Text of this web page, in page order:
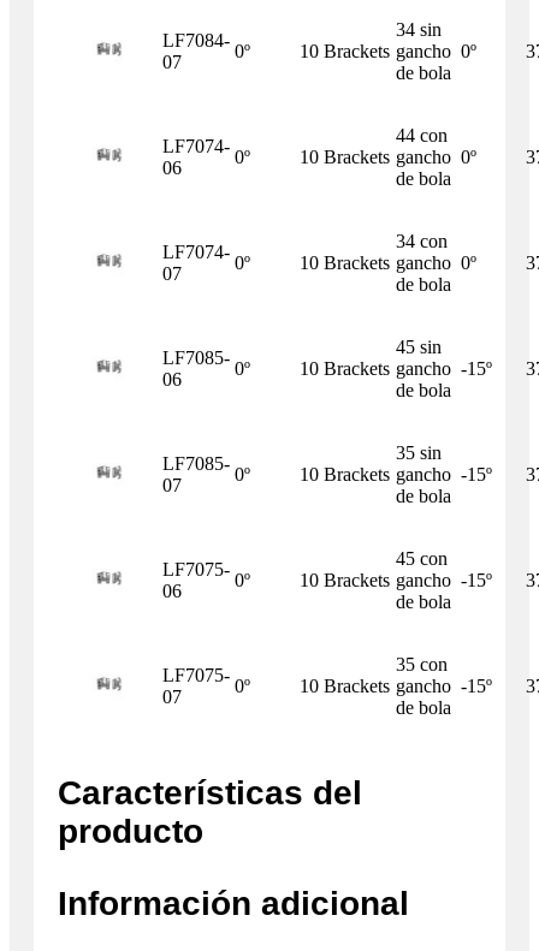
LF7084-
07
0º 10 Brackets
34 sin
gancho
de bola
0º
LF7074-
06
0º 10 Brackets
44 con
gancho
de bola
0º
LF7074-
07
0º 10 Brackets
34 con
gancho
de bola
0º
LF7085-
06
0º 10 Brackets
45 sin
gancho
de bola
-15º
LF7085-
07
0º 10 Brackets
35 sin
gancho
de bola
-15º
LF7075-
06
0º 10 Brackets
45 con
gancho
de bola
-15º
LF7075-
07
0º 10 Brackets
35 con
gancho
de bola
-15º
Características del
producto
Información adicional